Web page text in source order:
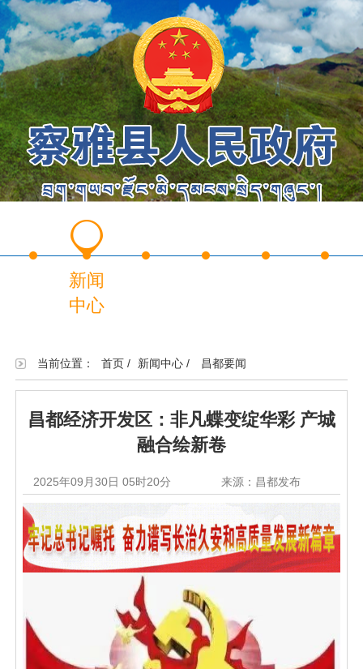
新闻
中心
当前位置： 首页/ 新闻中心/ 昌都要闻
昌都经济开发区：非凡蝶变绽华彩 产城
融合绘新卷
2025年09月30日 05时20分 来源：昌都发布